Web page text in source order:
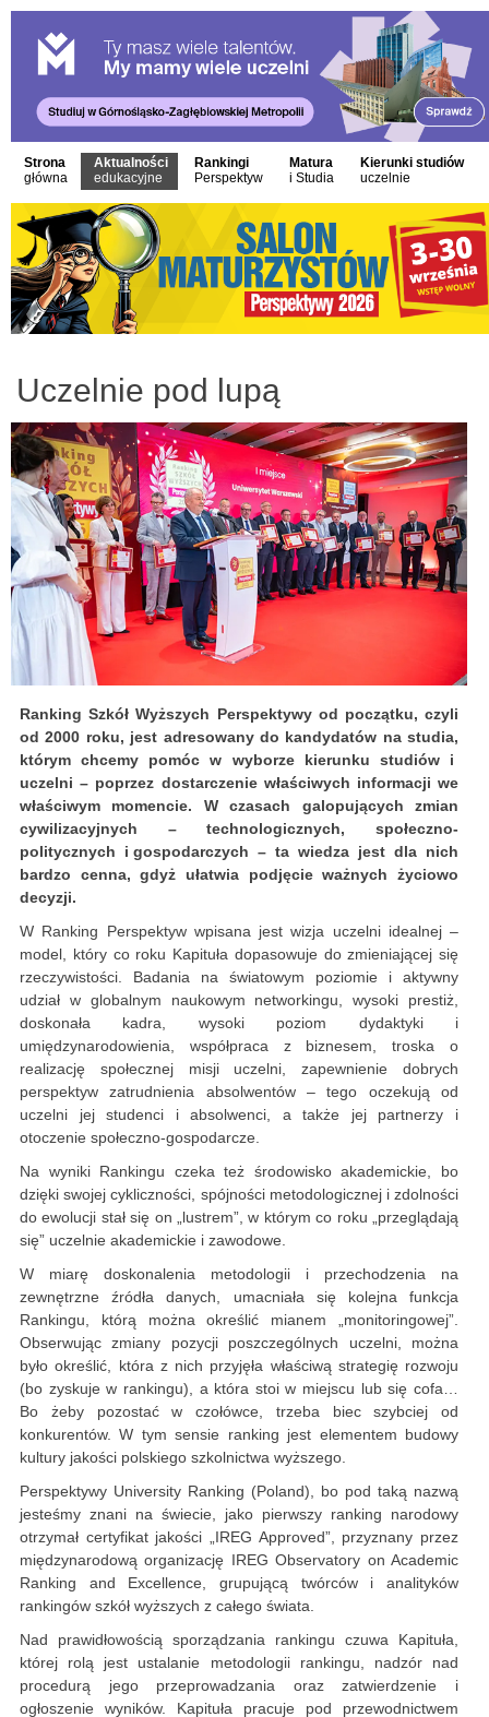
Strona
główna
Aktualności
edukacyjne
Rankingi
Perspektyw
Matura
i Studia
Kierunki studiów
uczelnie
Uczelnie pod lupą
Ranking Szkół Wyższych Perspektywy od początku, czyli
od 2000 roku, jest adresowany do kandydatów na studia,
którym chcemy pomóc w wyborze kierunku studiów i
uczelni – poprzez dostarczenie właściwych informacji we
właściwym momencie. W czasach galopujących zmian
cywilizacyjnych – technologicznych, społeczno-
politycznych i gospodarczych – ta wiedza jest dla nich
bardzo cenna, gdyż ułatwia podjęcie ważnych życiowo
decyzji.
W Ranking Perspektyw wpisana jest wizja uczelni idealnej –
model, który co roku Kapituła dopasowuje do zmieniającej się
rzeczywistości. Badania na światowym poziomie i aktywny
udział w globalnym naukowym networkingu, wysoki prestiż,
doskonała kadra, wysoki poziom dydaktyki i
umiędzynarodowienia, współpraca z biznesem, troska o
realizację społecznej misji uczelni, zapewnienie dobrych
perspektyw zatrudnienia absolwentów – tego oczekują od
uczelni jej studenci i absolwenci, a także jej partnerzy i
otoczenie społeczno-gospodarcze.
Na wyniki Rankingu czeka też środowisko akademickie, bo
dzięki swojej cykliczności, spójności metodologicznej i zdolności
do ewolucji stał się on „lustrem”, w którym co roku „przeglądają
się” uczelnie akademickie i zawodowe.
W miarę doskonalenia metodologii i przechodzenia na
zewnętrzne źródła danych, umacniała się kolejna funkcja
Rankingu, którą można określić mianem „monitoringowej”.
Obserwując zmiany pozycji poszczególnych uczelni, można
było określić, która z nich przyjęła właściwą strategię rozwoju
(bo zyskuje w rankingu), a która stoi w miejscu lub się cofa…
Bo żeby pozostać w czołówce, trzeba biec szybciej od
konkurentów. W tym sensie ranking jest elementem budowy
kultury jakości polskiego szkolnictwa wyższego.
Perspektywy University Ranking (Poland), bo pod taką nazwą
jesteśmy znani na świecie, jako pierwszy ranking narodowy
otrzymał certyfikat jakości „IREG Approved”, przyznany przez
międzynarodową organizację IREG Observatory on Academic
Ranking and Excellence, grupującą twórców i analityków
rankingów szkół wyższych z całego świata.
Nad prawidłowością sporządzania rankingu czuwa Kapituła,
której rolą jest ustalanie metodologii rankingu, nadzór nad
procedurą jego przeprowadzania oraz zatwierdzenie i
ogłoszenie wyników. Kapituła pracuje pod przewodnictwem